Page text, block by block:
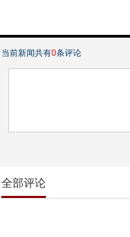
当前新闻共有0条评论
全部评论